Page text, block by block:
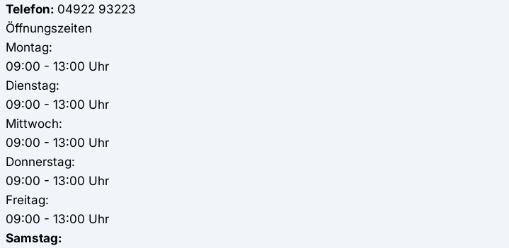
Telefon: 04922 93223
Öffnungszeiten
Montag:
09:00 - 13:00 Uhr
Dienstag:
09:00 - 13:00 Uhr
Mittwoch:
09:00 - 13:00 Uhr
Donnerstag:
09:00 - 13:00 Uhr
Freitag:
09:00 - 13:00 Uhr
Samstag: